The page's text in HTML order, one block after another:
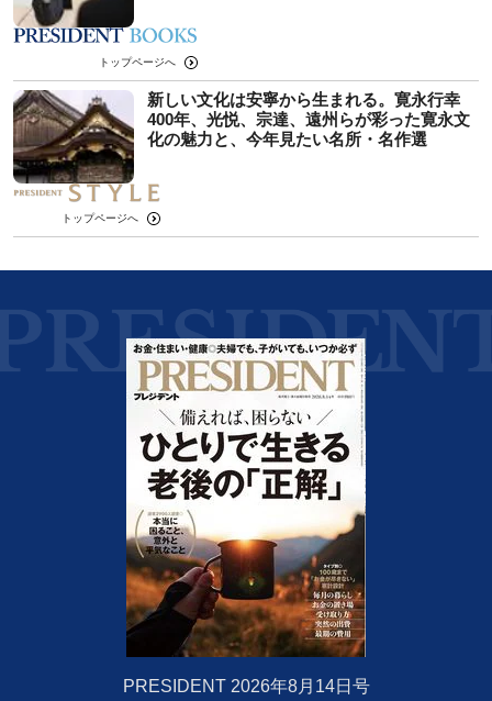
トップページへ
新しい文化は安寧から生まれる。寛永行幸
400年、光悦、宗達、遠州らが彩った寛永文
化の魅力と、今年見たい名所・名作選
トップページへ
PRESIDENT 2026年8月14日号